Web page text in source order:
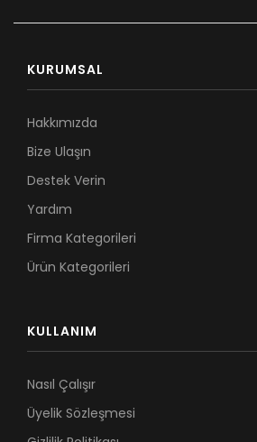
KURUMSAL
Hakkımızda
Bize Ulaşın
Destek Verin
Yardım
Firma Kategorileri
Ürün Kategorileri
KULLANIM
Nasıl Çalışır
Üyelik Sözleşmesi